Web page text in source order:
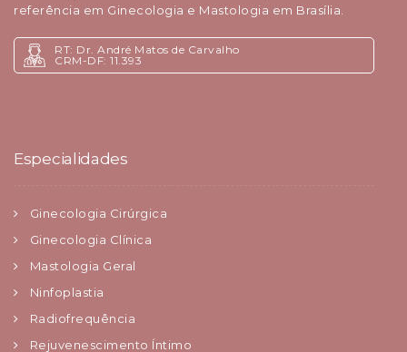
referência em Ginecologia e Mastologia em Brasília.
RT: Dr. André Matos de Carvalho
CRM-DF: 11.393
Especialidades
Ginecologia Cirúrgica
Ginecologia Clínica
Mastologia Geral
Ninfoplastia
Radiofrequência
Rejuvenescimento Íntimo